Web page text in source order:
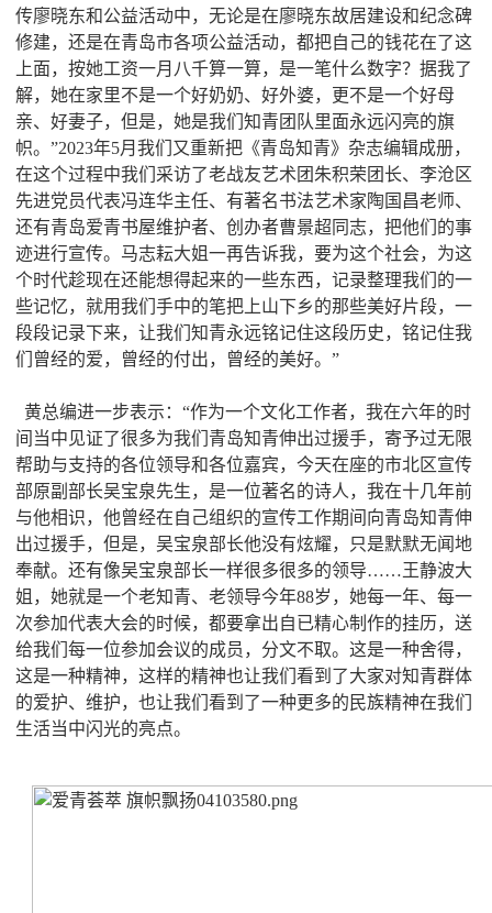
传廖晓东和公益活动中，无论是在廖晓东故居建设和纪念碑
修建，还是在青岛市各项公益活动，都把自己的钱花在了这
上面，按她工资一月八千算一算，是一笔什么数字？据我了
解，她在家里不是一个好奶奶、好外婆，更不是一个好母
亲、好妻子，但是，她是我们知青团队里面永远闪亮的旗
帜。”2023年5月我们又重新把《青岛知青》杂志编辑成册，
在这个过程中我们采访了老战友艺术团朱积荣团长、李沧区
先进党员代表冯连华主任、有著名书法艺术家陶国昌老师、
还有青岛爱青书屋维护者、创办者曹景超同志，把他们的事
迹进行宣传。马志耘大姐一再告诉我，要为这个社会，为这
个时代趁现在还能想得起来的一些东西，记录整理我们的一
些记忆，就用我们手中的笔把上山下乡的那些美好片段，一
段段记录下来，让我们知青永远铭记住这段历史，铭记住我
们曾经的爱，曾经的付出，曾经的美好。”
黄总编进一步表示：“作为一个文化工作者，我在六年的时
间当中见证了很多为我们青岛知青伸出过援手，寄予过无限
帮助与支持的各位领导和各位嘉宾，今天在座的市北区宣传
部原副部长吴宝泉先生，是一位著名的诗人，我在十几年前
与他相识，他曾经在自己组织的宣传工作期间向青岛知青伸
出过援手，但是，吴宝泉部长他没有炫耀，只是默默无闻地
奉献。还有像吴宝泉部长一样很多很多的领导……王静波大
姐，她就是一个老知青、老领导今年88岁，她每一年、每一
次参加代表大会的时候，都要拿出自已精心制作的挂历，送
给我们每一位参加会议的成员，分文不取。这是一种舍得，
这是一种精神，这样的精神也让我们看到了大家对知青群体
的爱护、维护，也让我们看到了一种更多的民族精神在我们
生活当中闪光的亮点。